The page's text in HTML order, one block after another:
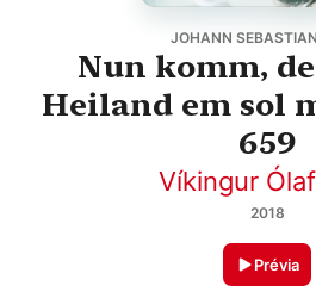
JOHANN
Nun komm,
Heiland em sol
659
Víkingur
2018
Prévia